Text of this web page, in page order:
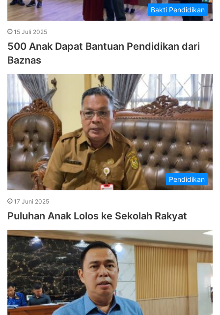
Bakti Pendidikan
15 Juli 2025
500 Anak Dapat Bantuan Pendidikan dari
Baznas
Pendidikan
17 Juni 2025
Puluhan Anak Lolos ke Sekolah Rakyat